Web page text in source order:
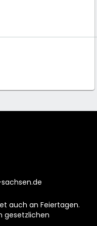
auch an Feiertagen.
gesetzlichen